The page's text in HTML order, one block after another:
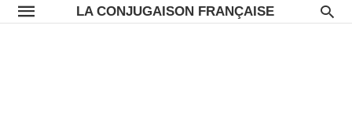
LA CONJUGAISON FRANÇAISE